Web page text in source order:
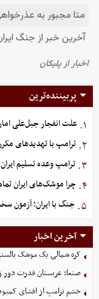
پربیننده‌ترین
۱. علت انفجار جبل‌علی
۲. ترامپ با تهدیدهای
۳. ترامپ وعده تسلیم
۴. چرا موشک‌های ایران
۵. جنگ با ایران؛ آزمون
آخرین اخبار
کره شمالی یک موشک
صنعا: عربستان قدرت دور
خشم ترامپ از افشای